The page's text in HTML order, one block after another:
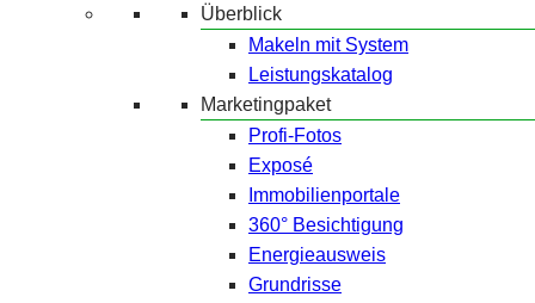
Überblick
Makeln mit System
Leistungskatalog
Marketingpaket
Profi-Fotos
Exposé
Immobilienportale
360° Besichtigung
Energieausweis
Grundrisse